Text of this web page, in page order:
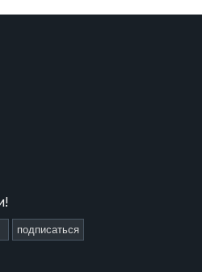
подписаться